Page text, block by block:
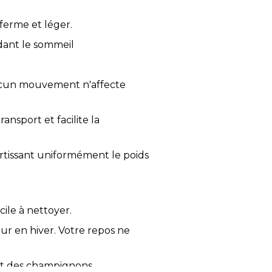
et léger.
le sommeil
mouvement n'affecte
et facilite la
uniformément le poids
à nettoyer.
en hiver. Votre repos ne
des champignons.